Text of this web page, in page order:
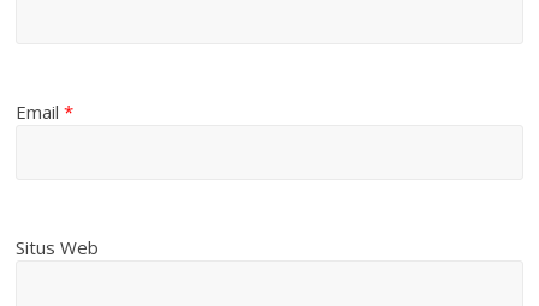
Email*
Situs Web